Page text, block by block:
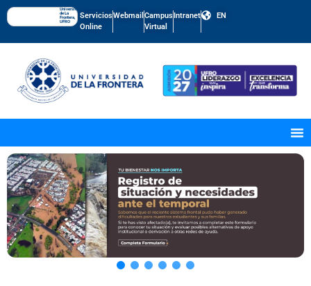
Universidad
de La
Frontera,
UFRO
Servicios
Online
Webmail Campus
Virtual
Intranet EN